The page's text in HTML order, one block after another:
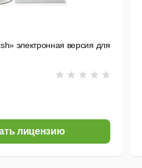
электронная версия для
лицензию